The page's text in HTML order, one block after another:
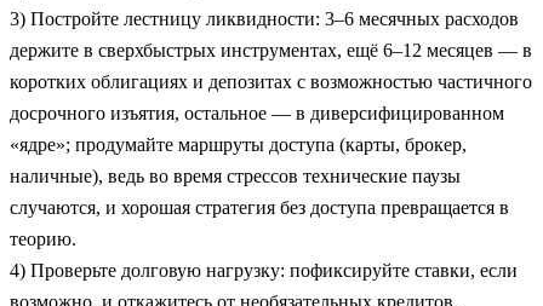
3) Постройте лестницу ликвидности: 3–6 месячных расходов
держите в сверхбыстрых инструментах, ещё 6–12 месяцев — в
коротких облигациях и депозитах с возможностью частичного
досрочного изъятия, остальное — в диверсифицированном
«ядре»; продумайте маршруты доступа (карты, брокер,
наличные), ведь во время стрессов технические паузы
случаются, и хорошая стратегия без доступа превращается в
теорию.
4) Проверьте долговую нагрузку: пофиксируйте ставки, если